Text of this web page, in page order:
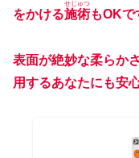
をかける施術
せじゅつ
もOKで
表面が絶妙な柔らか
用するあなたにも安